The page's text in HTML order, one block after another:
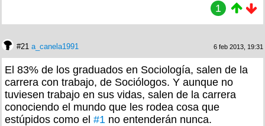
1
#21 a_canela1991 6 feb 2013, 19:31
El 83% de los graduados en Sociología, salen de la
carrera con trabajo, de Sociólogos. Y aunque no
tuviesen trabajo en sus vidas, salen de la carrera
conociendo el mundo que les rodea cosa que
estúpidos como el #1 no entenderán nunca.